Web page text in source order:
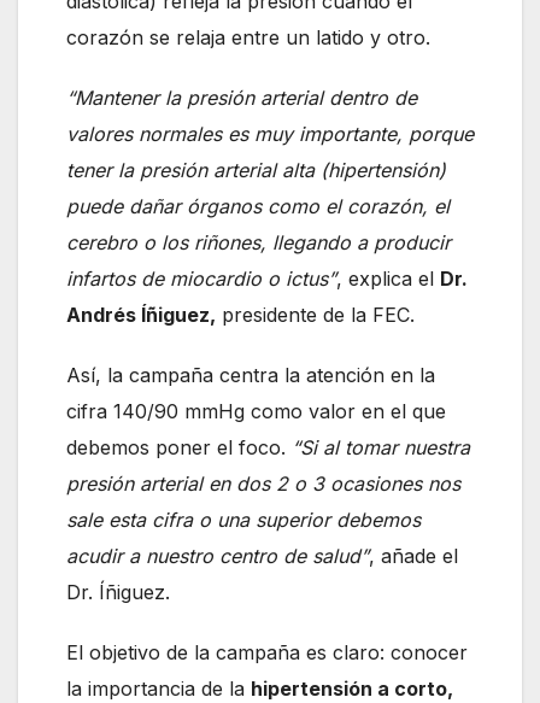
corazón se relaja entre un latido y otro.
“Mantener la presión arterial dentro de
valores normales es muy importante, porque
tener la presión arterial alta (hipertensión)
puede dañar órganos como el corazón, el
cerebro o los riñones, llegando a producir
infartos de miocardio o ictus”, explica el Dr.
Andrés Íñiguez, presidente de la FEC.
Así, la campaña centra la atención en la
cifra 140/90 mmHg como valor en el que
debemos poner el foco. “Si al tomar nuestra
presión arterial en dos 2 o 3 ocasiones nos
sale esta cifra o una superior debemos
acudir a nuestro centro de salud”, añade el
Dr. Íñiguez.
El objetivo de la campaña es claro: conocer
la importancia de la hipertensión a corto,